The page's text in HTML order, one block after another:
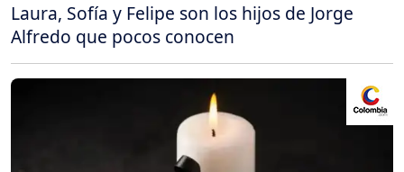
Laura, Sofía y Felipe son los hijos de Jorge
Alfredo que pocos conocen